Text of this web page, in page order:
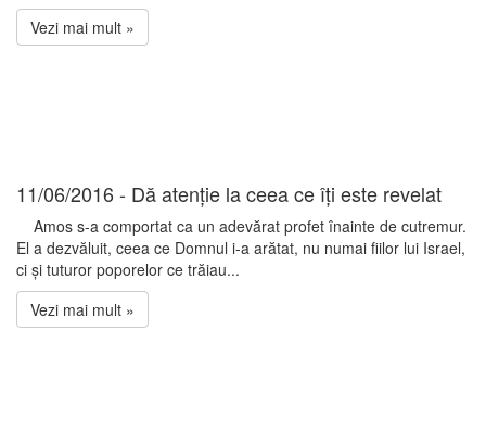
Vezi mai mult »
11/06/2016 - Dă atenție la ceea ce îți este revelat
Amos s-a comportat ca un adevărat profet înainte de cutremur.
El a dezvăluit, ceea ce Domnul i-a arătat, nu numai fiilor lui Israel,
ci și tuturor poporelor ce trăiau...
Vezi mai mult »